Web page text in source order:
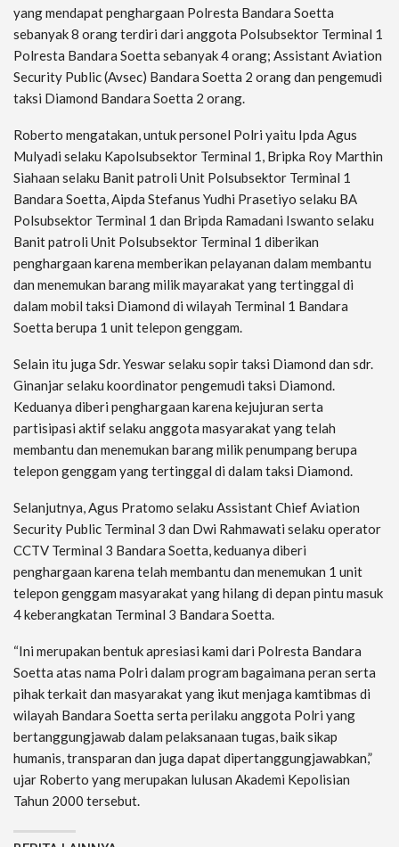
yang mendapat penghargaan Polresta Bandara Soetta
sebanyak 8 orang terdiri dari anggota Polsubsektor Terminal 1
Polresta Bandara Soetta sebanyak 4 orang; Assistant Aviation
Security Public (Avsec) Bandara Soetta 2 orang dan pengemudi
taksi Diamond Bandara Soetta 2 orang.
Roberto mengatakan, untuk personel Polri yaitu Ipda Agus
Mulyadi selaku Kapolsubsektor Terminal 1, Bripka Roy Marthin
Siahaan selaku Banit patroli Unit Polsubsektor Terminal 1
Bandara Soetta, Aipda Stefanus Yudhi Prasetiyo selaku BA
Polsubsektor Terminal 1 dan Bripda Ramadani Iswanto selaku
Banit patroli Unit Polsubsektor Terminal 1 diberikan
penghargaan karena memberikan pelayanan dalam membantu
dan menemukan barang milik mayarakat yang tertinggal di
dalam mobil taksi Diamond di wilayah Terminal 1 Bandara
Soetta berupa 1 unit telepon genggam.
Selain itu juga Sdr. Yeswar selaku sopir taksi Diamond dan sdr.
Ginanjar selaku koordinator pengemudi taksi Diamond.
Keduanya diberi penghargaan karena kejujuran serta
partisipasi aktif selaku anggota masyarakat yang telah
membantu dan menemukan barang milik penumpang berupa
telepon genggam yang tertinggal di dalam taksi Diamond.
Selanjutnya, Agus Pratomo selaku Assistant Chief Aviation
Security Public Terminal 3 dan Dwi Rahmawati selaku operator
CCTV Terminal 3 Bandara Soetta, keduanya diberi
penghargaan karena telah membantu dan menemukan 1 unit
telepon genggam masyarakat yang hilang di depan pintu masuk
4 keberangkatan Terminal 3 Bandara Soetta.
“Ini merupakan bentuk apresiasi kami dari Polresta Bandara
Soetta atas nama Polri dalam program bagaimana peran serta
pihak terkait dan masyarakat yang ikut menjaga kamtibmas di
wilayah Bandara Soetta serta perilaku anggota Polri yang
bertanggungjawab dalam pelaksanaan tugas, baik sikap
humanis, transparan dan juga dapat dipertanggungjawabkan,”
ujar Roberto yang merupakan lulusan Akademi Kepolisian
Tahun 2000 tersebut.